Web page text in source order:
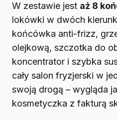
W zestawie jest aż 8
lokówki w dwóch
końcówka anti-frizz,
olejkową, szczotka do
koncentrator i szybka
cały salon fryzjerski w
swoją drogą – wygląda
kosmetyczka z fakturą